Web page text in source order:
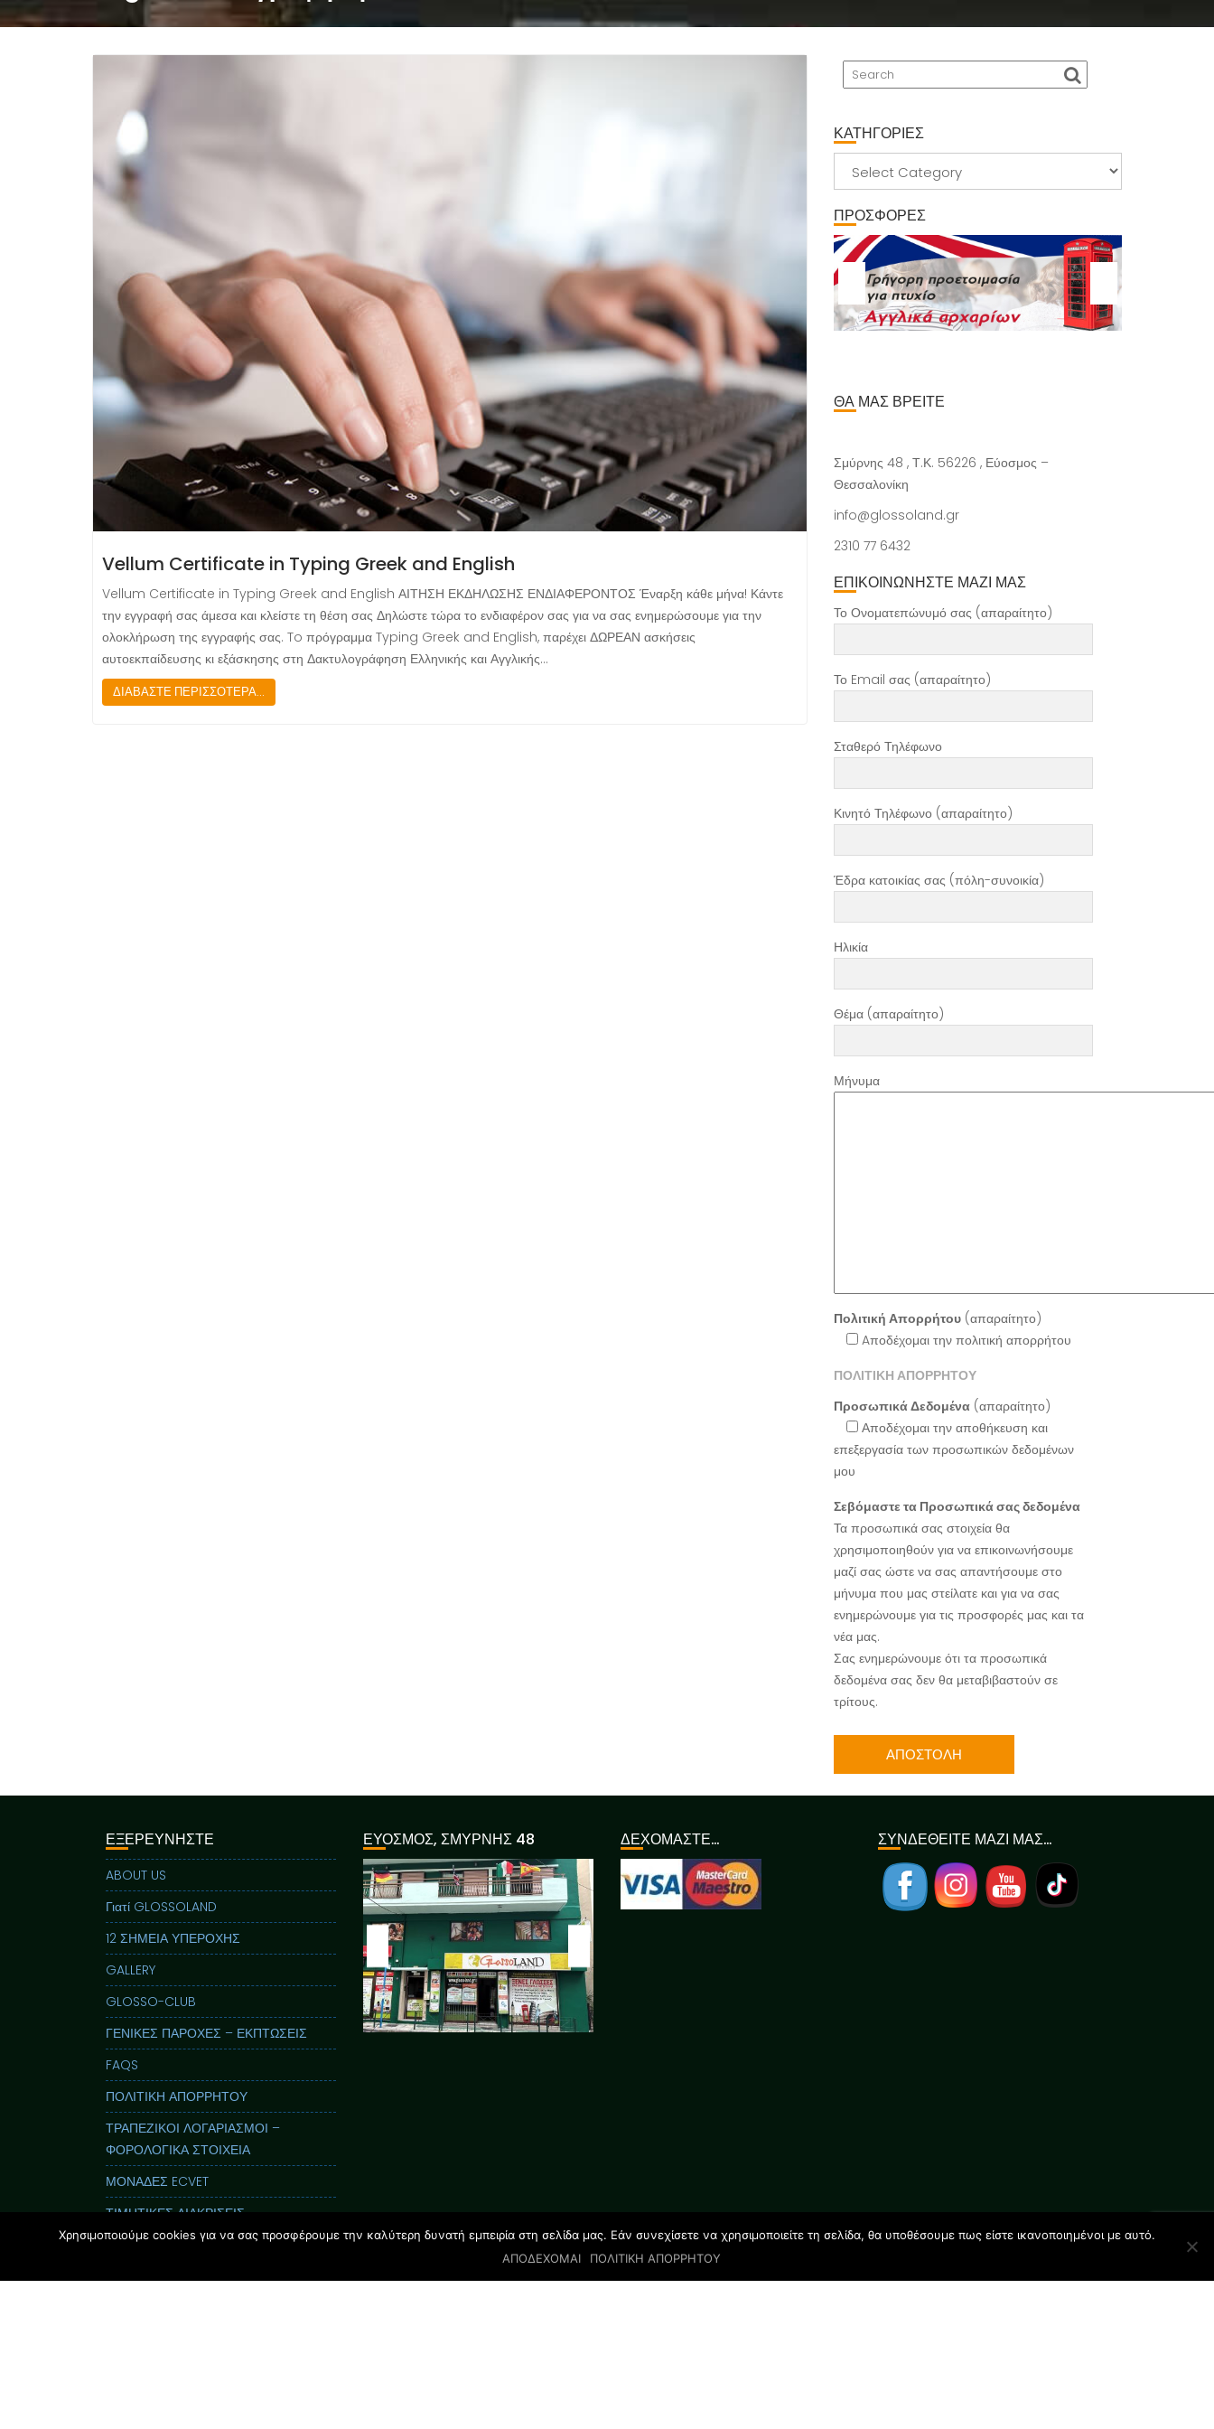
Vellum Certificate in Typing Greek and English
Vellum Certificate in Typing Greek and English ΑΙΤΗΣΗ ΕΚΔΗΛΩΣΗΣ ΕΝΔΙΑΦΕΡΟΝΤΟΣ Έναρξη κάθε μήνα! Κάντε
την εγγραφή σας άμεσα και κλείστε τη θέση σας Δηλώστε τώρα το ενδιαφέρον σας για να σας ενημερώσουμε για την
ολοκλήρωση της εγγραφής σας. ​​To πρόγραμμα Typing Greek and English, παρέχει ΔΩΡΕΑΝ ασκήσεις
αυτοεκπαίδευσης κι εξάσκησης στη Δακτυλογράφηση Ελληνικής και Αγγλικής…
ΔΙΑΒΑΣΤΕ ΠΕΡΙΣΣΟΤΕΡΑ...
ΚΑΤΗΓΟΡΙΕΣ
ΚΑΤΗΓΟΡΙΕΣ
ΠΡΟΣΦΟΡΕΣ
ΘΑ ΜΑΣ ΒΡΕΙΤΕ
Σμύρνης 48 , Τ.Κ. 56226 , Εύοσμος –
Θεσσαλονίκη
info@glossoland.gr
2310 77 6432
ΕΠΙΚΟΙΝΩΝΗΣΤΕ ΜΑΖΙ ΜΑΣ
Το Ονοματεπώνυμό σας (απαραίτητο)
Το Email σας (απαραίτητο)
Σταθερό Τηλέφωνο
Κινητό Τηλέφωνο (απαραίτητο)
Έδρα κατοικίας σας (πόλη-συνοικία)
Ηλικία
Θέμα (απαραίτητο)
Μήνυμα
Πολιτική Απορρήτου(απαραίτητο)
Aποδέχομαι την πολιτική απορρήτου
ΠΟΛΙΤΙΚΗ ΑΠΟΡΡΗΤΟΥ
Προσωπικά Δεδομένα(απαραίτητο)
Αποδέχομαι την αποθήκευση και
επεξεργασία των προσωπικών δεδομένων
μου
Σεβόμαστε τα Προσωπικά σας δεδομένα
Τα προσωπικά σας στοιχεία θα
χρησιμοποιηθούν για να επικοινωνήσουμε
μαζί σας ώστε να σας απαντήσουμε στο
μήνυμα που μας στείλατε και για να σας
ενημερώνουμε για τις προσφορές μας και τα
νέα μας.
Σας ενημερώνουμε ότι τα προσωπικά
δεδομένα σας δεν θα μεταβιβαστούν σε
τρίτους.
ΕΞΕΡΕΥΝΗΣΤΕ
ABOUT US
Γιατί GLOSSOLAND
12 ΣΗΜΕΙΑ ΥΠΕΡΟΧΗΣ
GALLERY
GLOSSO-CLUB
ΓΕΝΙΚΕΣ ΠΑΡΟΧΕΣ – ΕΚΠΤΩΣΕΙΣ
FAQS
ΠΟΛΙΤΙΚΗ ΑΠΟΡΡΗΤΟΥ
ΤΡΑΠΕΖΙΚΟΙ ΛΟΓΑΡΙΑΣΜΟΙ –
ΦΟΡΟΛΟΓΙΚΑ ΣΤΟΙΧΕΙΑ
ΜΟΝΑΔΕΣ ECVET
ΤΙΜΗΤΙΚΕΣ ΔΙΑΚΡΙΣΕΙΣ
ΕΝΤΥΠΟΣ ΟΔΗΓΟΣ GLOSSOLAND
ΠΑΡΟΥΣΙΑΣΕΙΣ
ΕΥΟΣΜΟΣ, ΣΜΥΡΝΗΣ 48 ΔΕΧΟΜΑΣΤΕ… ΣΥΝΔΕΘΕΙΤΕ ΜΑΖΙ ΜΑΣ…
Χρησιμοποιούμε cookies για να σας προσφέρουμε την καλύτερη δυνατή εμπειρία στη σελίδα μας. Εάν συνεχίσετε να χρησιμοποιείτε τη σελίδα, θα υποθέσουμε πως είστε ικανοποιημένοι με αυτό.
ΑΠΟΔΕΧΟΜΑΙ
ΠΟΛΙΤΙΚΗ ΑΠΟΡΡΗΤΟΥ